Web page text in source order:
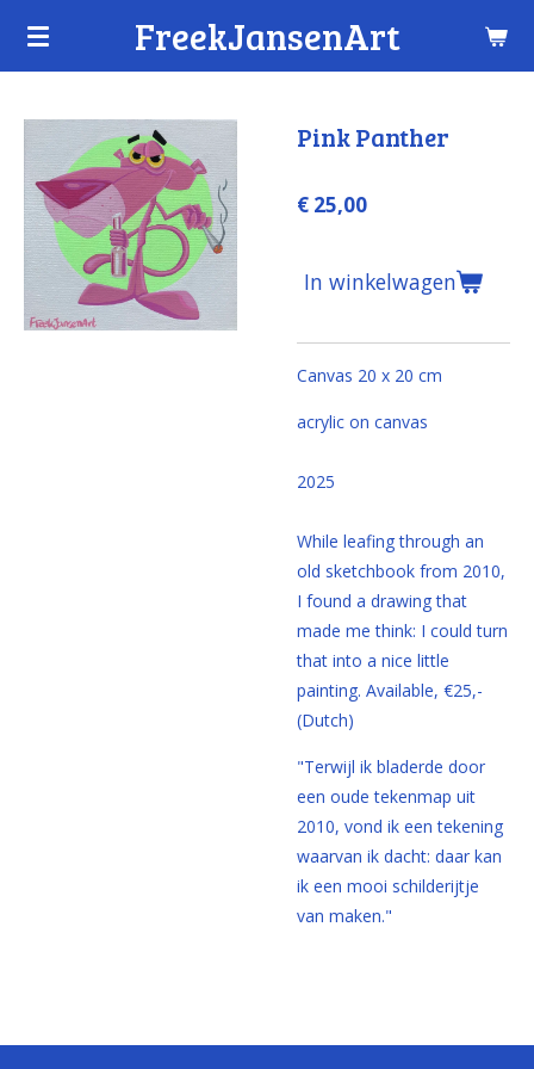
Ga
hoofdinhoud
FreekJansenArt
Pink Panther
€ 25,00
In winkelwagen
Canvas 20 x 20 cm
acrylic on canvas
2025
While leafing through an
old sketchbook from 2010,
I found a drawing that
made me think: I could turn
that into a nice little
painting. Available, €25,-
(Dutch)
"Terwijl ik bladerde door
een oude tekenmap uit
2010, vond ik een tekening
waarvan ik dacht: daar kan
ik een mooi schilderijtje
van maken."